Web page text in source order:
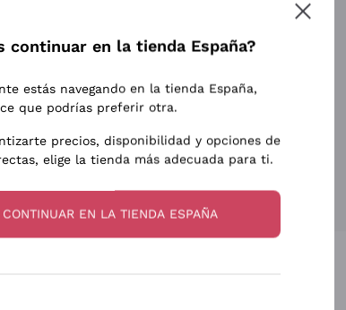
Biondi Santi
Argiolas
Zenato
Ca' dei Frati
Sancerre
Pinot Gris
Sauvignon
continuar en la tienda España?
estás navegando en la tienda España,
que podrías preferir otra.
precios, disponibilidad y opciones de
elige la tienda más adecuada para ti.
CONTINUAR EN LA TIENDA ESPAÑA